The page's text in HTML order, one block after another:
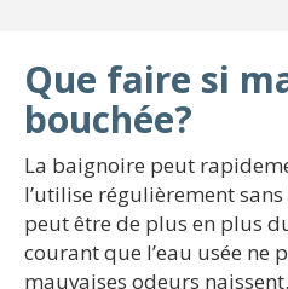
Que faire si
bouchée?
La baignoire peut
l’utilise régulièrement
peut être de plus en plus
courant que l’eau usée ne
mauvaises odeurs